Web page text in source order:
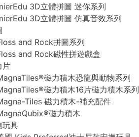
3D立體拼圖 迷你系列
3D立體拼圖 仿真音效系列
and Rock拼圖系列
and Rock磁性拼遊戲盒
片
磁力積木恐龍與動物系列
磁力積木16片磁力積木系列
Tiles 磁力積木-補充配件
磁力積木
玩具